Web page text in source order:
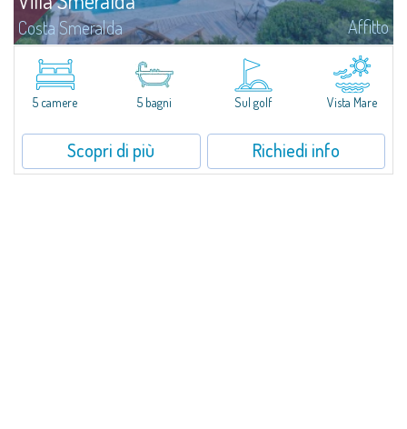
Costa Smeralda Affitto
Villa Smeralda, a firma del celebre Architetto Jean Claude Lesuisse, si
affaccia in posizione dominante sulla baia del Pevero, con una vista
panoramica sul mare e sulle colline di Pantogia. La proprietà fa parte di
un...5 camere 5 bagni Sul golf Vista Mare
Scopri di più Richiedi info